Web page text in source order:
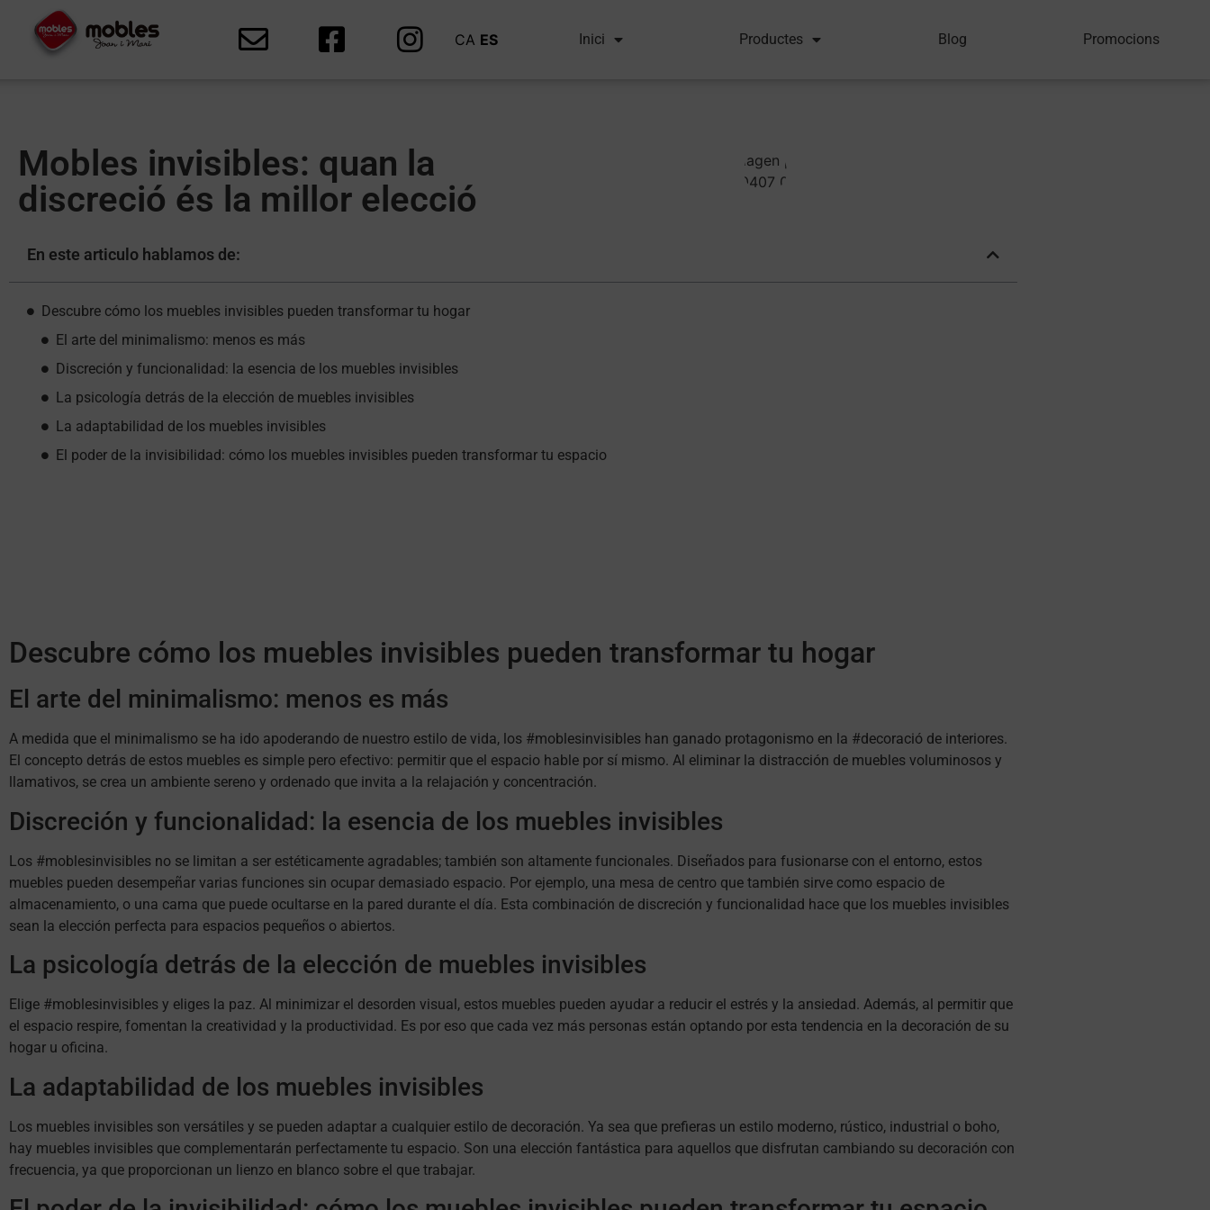
CA ES Inici Productes Blog Promocions
Mobles invisibles: quan la
discreció és la millor elecció
En este articulo hablamos de:
Descubre cómo los muebles invisibles pueden transformar tu hogar
El arte del minimalismo: menos es más
Discreción y funcionalidad: la esencia de los muebles invisibles
La psicología detrás de la elección de muebles invisibles
La adaptabilidad de los muebles invisibles
El poder de la invisibilidad: cómo los muebles invisibles pueden transformar tu espacio
Descubre cómo los muebles invisibles pueden transformar tu hogar
El arte del minimalismo: menos es más
A medida que el minimalismo se ha ido apoderando de nuestro estilo de vida, los #moblesinvisibles han ganado protagonismo en la #decoració de interiores.
El concepto detrás de estos muebles es simple pero efectivo: permitir que el espacio hable por sí mismo. Al eliminar la distracción de muebles voluminosos y
llamativos, se crea un ambiente sereno y ordenado que invita a la relajación y concentración.
Discreción y funcionalidad: la esencia de los muebles invisibles
Los #moblesinvisibles no se limitan a ser estéticamente agradables; también son altamente funcionales. Diseñados para fusionarse con el entorno, estos
muebles pueden desempeñar varias funciones sin ocupar demasiado espacio. Por ejemplo, una mesa de centro que también sirve como espacio de
almacenamiento, o una cama que puede ocultarse en la pared durante el día. Esta combinación de discreción y funcionalidad hace que los muebles invisibles
sean la elección perfecta para espacios pequeños o abiertos.
La psicología detrás de la elección de muebles invisibles
Elige #moblesinvisibles y eliges la paz. Al minimizar el desorden visual, estos muebles pueden ayudar a reducir el estrés y la ansiedad. Además, al permitir que
el espacio respire, fomentan la creatividad y la productividad. Es por eso que cada vez más personas están optando por esta tendencia en la decoración de su
hogar u oficina.
La adaptabilidad de los muebles invisibles
Los muebles invisibles son versátiles y se pueden adaptar a cualquier estilo de decoración. Ya sea que prefieras un estilo moderno, rústico, industrial o boho,
hay muebles invisibles que complementarán perfectamente tu espacio. Son una elección fantástica para aquellos que disfrutan cambiando su decoración con
frecuencia, ya que proporcionan un lienzo en blanco sobre el que trabajar.